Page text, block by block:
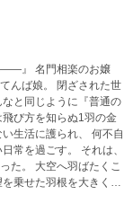
のお嬢
んば娘。 閉ざされた世
と同じように『普通の
ごす。 それは、
たくこ
乗せた羽根を大きく広